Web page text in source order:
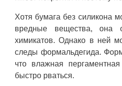
Хотя бумага без силикона
вредные вещества, она
химикатов. Однако в ней
следы формальдегида.
что влажная
быстро рваться.